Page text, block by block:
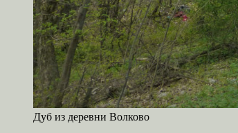
Дуб из деревни Волково